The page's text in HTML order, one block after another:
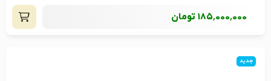
185٬000٬000 تومان
جدید